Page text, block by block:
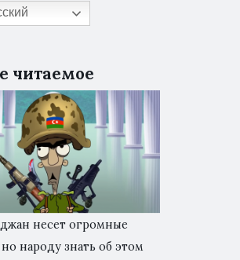
читаемое
несет огромные
народу знать об этом